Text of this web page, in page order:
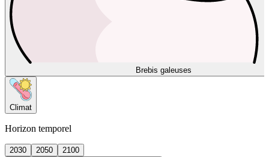
Brebis galeuses
Climat
Horizon temporel
2030 2050
2100